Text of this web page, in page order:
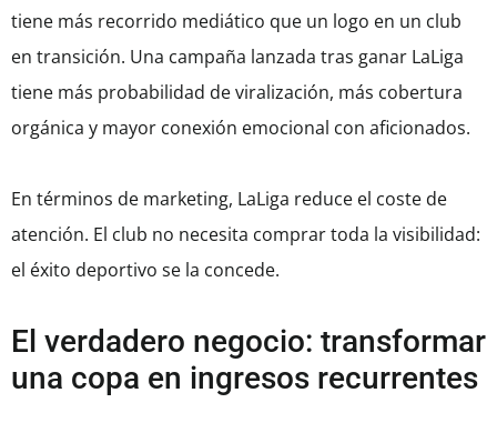
tiene más recorrido mediático que un logo en un club
en transición. Una campaña lanzada tras ganar LaLiga
tiene más probabilidad de viralización, más cobertura
orgánica y mayor conexión emocional con aficionados.
En términos de marketing, LaLiga reduce el coste de
atención. El club no necesita comprar toda la visibilidad:
el éxito deportivo se la concede.
El verdadero negocio: transformar
una copa en ingresos recurrentes